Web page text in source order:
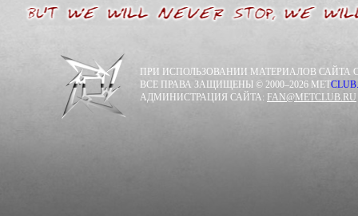
ПРИ ИСПОЛЬЗОВАНИИ МАТЕРИАЛОВ САЙТА
ВСЕ ПРАВА ЗАЩИЩЕНЫ © 2000–2026 METCLUB.
АДМИНИСТРАЦИЯ САЙТА: FAN@METCLUB.RU